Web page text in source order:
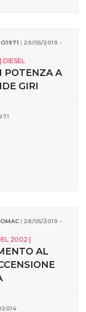
| 29/05/2019 -
DIESEL
POTENZA A
GIRI
OMAC | 28/05/2019 -
2002 |
AL